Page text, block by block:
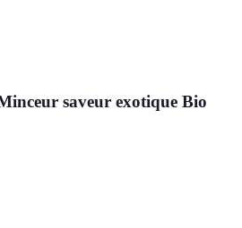
saveur exotique Bio